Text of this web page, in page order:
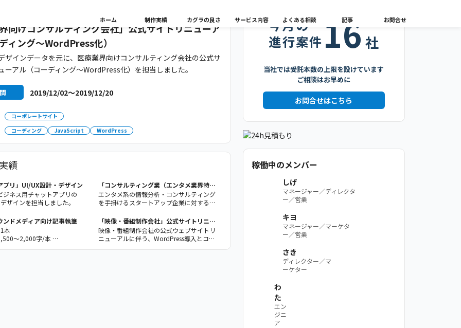
ホーム 制作実績 カグラの良さ サービス内容 よくある相談 記事 お問合せ
界向けコンサルティング会社」公式サイトリニューア
ィング〜WordPress化）
ザインデータを元に、医療業界向けコンサルティング会社の公式サ
ーアル（コーディング〜WordPress化）を担当しました。
2019/12/02〜2019/12/20
コーポレートサイト
コーディング JavaScript WordPress
績
プリ」UI/UX設計・デザイン
ジネス用チャットアプリの
ザインを担当しました。
「コンサルティング業（エンタメ業界特
化）」スクレイピングツール開発
エンタメ系の情報分析・コンサルティング
を手掛けるスタートアップ企業に対する業
ームの一員として参画中、業務支援の契約
時間範囲では収まらないボリュームのツー
ル開発が発生。受託にて切り出し、開発を
行いました。
ンドメディア向け記事執筆
本
〜2,000字/本
「映像・番組制作会社」公式サイトリニュ
ーアル（WordPress導入・コーディン
グ）
映像・番組制作会社の公式ウェブサイトリ
ニューアルに伴う、WordPress導入とコー
今月の
進行案件 16 社
当社では受託本数の上限を設けています
ご相談はお早めに
お問合せはこちら
稼働中のメンバー
しげ
マネージャー／ディレクタ
ー／営業
キヨ
マネージャー／マーケタ
ー／営業
さき
ディレクター／マ
ーケター
わ
た
エン
ジニ
ア